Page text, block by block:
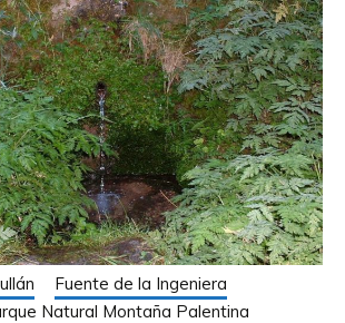
Fuente de la Ingeniera
Natural Montaña Palentina